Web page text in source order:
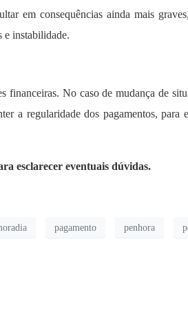
em consequências ainda mais
e instabilidade.
financeiras. No caso de mudança de
a regularidade dos pagamentos, para
esclarecer eventuais dúvidas.
pagamento penhora